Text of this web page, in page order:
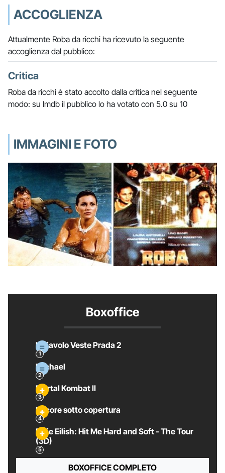
ACCOGLIENZA
Attualmente Roba da ricchi ha ricevuto la seguente
accoglienza dal pubblico:
Critica
Roba da ricchi è stato accolto dalla critica nel seguente
modo: su Imdb il pubblico lo ha votato con 5.0 su 10
IMMAGINI E FOTO
Boxoffice
Il Diavolo Veste Prada 2
Michael
Mortal Kombat II
Pecore sotto copertura
Billie Eilish: Hit Me Hard and Soft - The Tour
(3D)
BOXOFFICE COMPLETO